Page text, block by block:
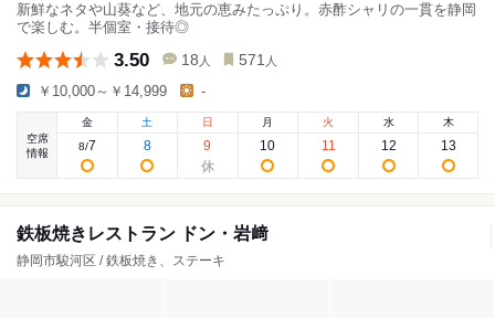
新鮮なネタや山葵など、地元の恵みたっぷり。赤酢シャリの一貫を静岡
で楽しむ。半個室・接待◎
3.50 18 人 571 人
￥10,000～￥14,999 -
空席
情報
金
8/7
土
8
日
9
月
10
火
11
水
12
木
13
鉄板焼きレストラン ドン・岩﨑
静岡市駿河区 / 鉄板焼き、ステーキ